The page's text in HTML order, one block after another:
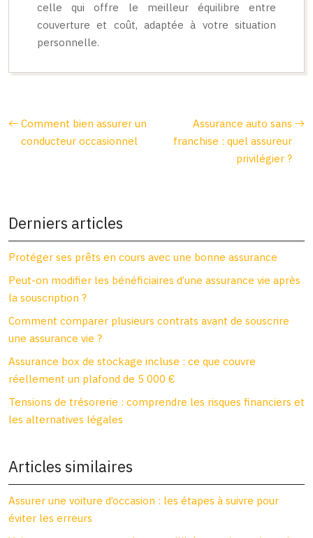
celle qui offre le meilleur équilibre entre
couverture et coût, adaptée à votre situation
personnelle.
Comment bien assurer un
conducteur occasionnel
Assurance auto sans
franchise : quel assureur
privilégier ?
Derniers articles
Protéger ses prêts en cours avec une bonne assurance
Peut-on modifier les bénéficiaires d’une assurance vie après
la souscription ?
Comment comparer plusieurs contrats avant de souscrire
une assurance vie ?
Assurance box de stockage incluse : ce que couvre
réellement un plafond de 5 000 €
Tensions de trésorerie : comprendre les risques financiers et
les alternatives légales
Articles similaires
Assurer une voiture d’occasion : les étapes à suivre pour
éviter les erreurs